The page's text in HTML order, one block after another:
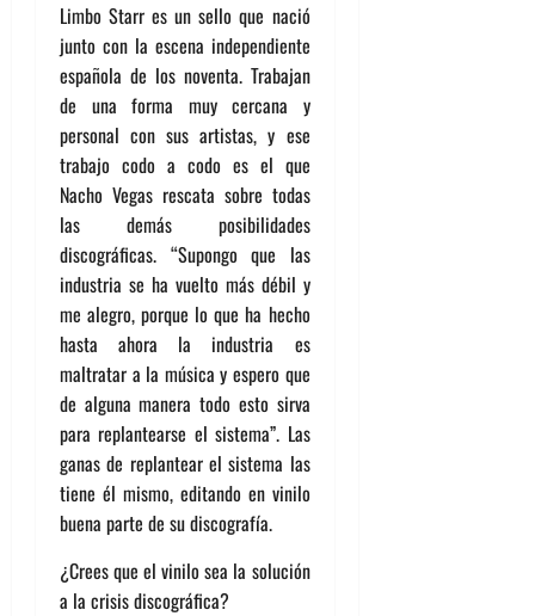
Limbo Starr es un sello que nació
junto con la escena independiente
española de los noventa. Trabajan
de una forma muy cercana y
personal con sus artistas, y ese
trabajo codo a codo es el que
Nacho Vegas rescata sobre todas
las demás posibilidades
discográficas. “Supongo que las
industria se ha vuelto más débil y
me alegro, porque lo que ha hecho
hasta ahora la industria es
maltratar a la música y espero que
de alguna manera todo esto sirva
para replantearse el sistema”. Las
ganas de replantear el sistema las
tiene él mismo, editando en vinilo
buena parte de su discografía.
¿Crees que el vinilo sea la solución
a la crisis discográfica?